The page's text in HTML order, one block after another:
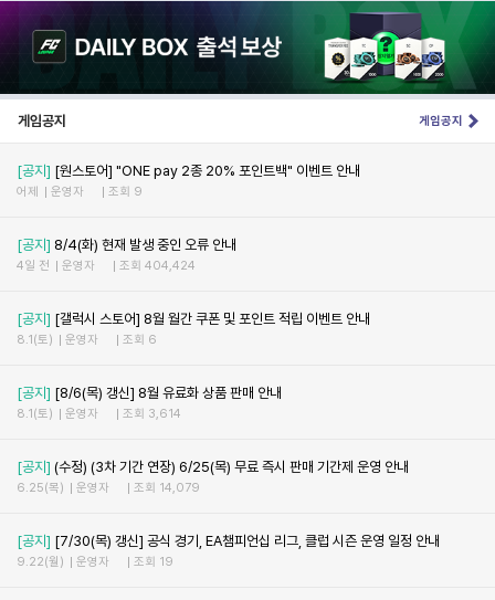
게임공지 게임공지
[공지] [원스토어] "ONE pay 2종 20% 포인트백" 이벤트 안내
어제 운영자 조회 9
[공지] 8/4(화) 현재 발생 중인 오류 안내
4일 전 운영자 조회 404,424
[공지] [갤럭시 스토어] 8월 월간 쿠폰 및 포인트 적립 이벤트 안내
8.1(토) 운영자 조회 6
[공지] [8/6(목) 갱신] 8월 유료화 상품 판매 안내
8.1(토) 운영자 조회 3,614
[공지] (수정) (3차 기간 연장) 6/25(목) 무료 즉시 판매 기간제 운영 안내
6.25(목) 운영자 조회 14,079
[공지] [7/30(목) 갱신] 공식 경기, EA챔피언십 리그, 클럽 시즌 운영 일정 안내
9.22(월) 운영자 조회 19